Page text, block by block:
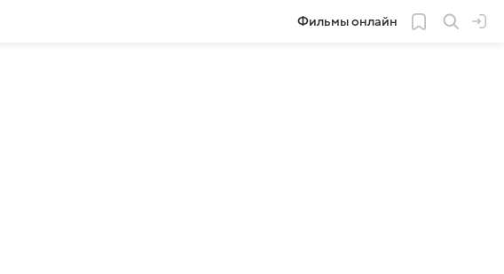
Фильмы онлайн